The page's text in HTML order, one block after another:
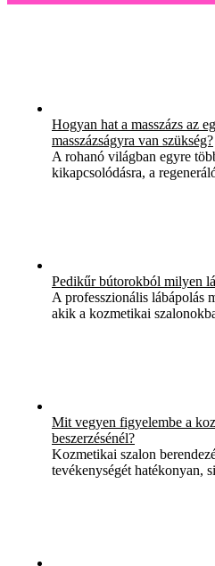
Hogyan hat a masszázs az
masszázságyra van szükség?
A rohanó világban egyre
kikapcsolódásra, a
Pedikűr bútorokból milyen
A professzionális lábápolás
akik a kozmetikai
Mit vegyen figyelembe a
beszerzésénél?
Kozmetikai szalon
tevékenységét hatékonyan,